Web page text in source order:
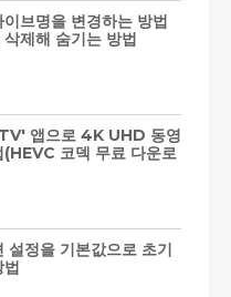
브명을 변경하는 방법
제해 숨기는 방법
앱으로 4K UHD 동영
코덱 무료 다운로
설정을 기본값으로 초기
법